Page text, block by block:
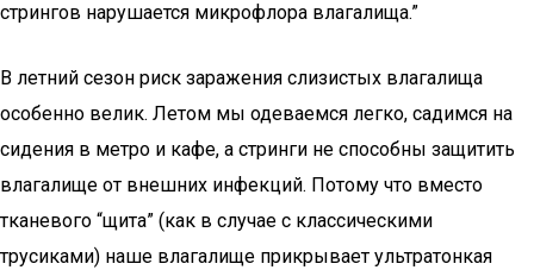
стрингов нарушается микрофлора влагалища.”
В летний сезон риск заражения слизистых влагалища
особенно велик. Летом мы одеваемся легко, садимся на
сидения в метро и кафе, а стринги не способны защитить
влагалище от внешних инфекций. Потому что вместо
тканевого “щита” (как в случае с классическими
трусиками) наше влагалище прикрывает ультратонкая